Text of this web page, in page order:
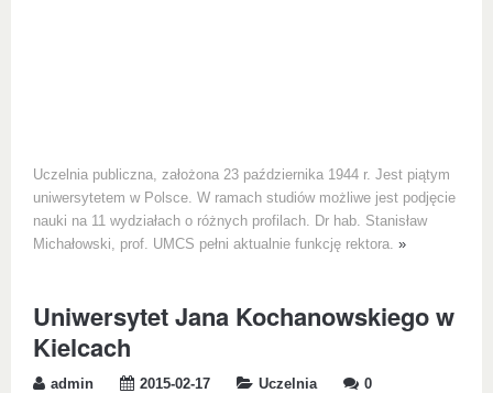
Uczelnia publiczna, założona 23 października 1944 r. Jest piątym
uniwersytetem w Polsce. W ramach studiów możliwe jest podjęcie
nauki na 11 wydziałach o różnych profilach. Dr hab. Stanisław
Michałowski, prof. UMCS pełni aktualnie funkcję rektora. »
Uniwersytet Jana Kochanowskiego w
Kielcach
admin 2015-02-17 Uczelnia 0